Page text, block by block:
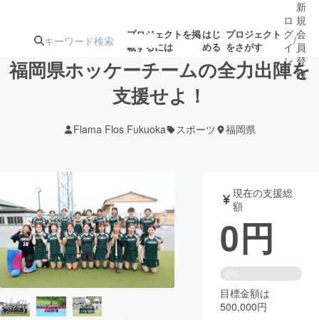
プロジェクトを掲
載するには
はじ
める
プロジェクト
をさがす
ターン
ジェクト
募集終了が近いプ
ロジェクト
されます
アート・写真 音楽
テクノロジー・ガジェット ゲーム・サ
映像・映画 書籍・雑誌
ビジネス・起業 チャレンジ
ロ
グ
イ
ン
/
新
規
会
員
登
録
福岡県ホッケーチームの全力出陣を
支援せよ！
Flama Flos Fukuoka スポーツ 福岡県
現在の支援総
額
0円
0%
目標金額は
500,000円